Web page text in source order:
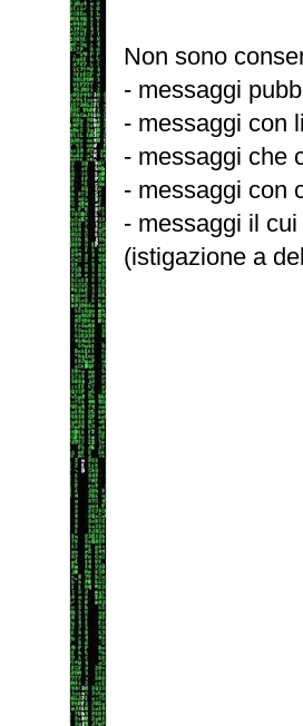
Non sono
- messaggi
- messaggi con
- messaggi che
- messaggi con
- messaggi il
(istigazione a